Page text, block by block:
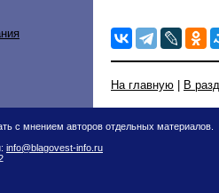
На главную В
с мнением авторов отдельных материалов.
info@blagovest-info.ru